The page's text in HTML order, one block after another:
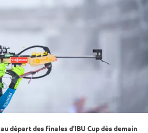
départ des finales d’IBU Cupdès demain